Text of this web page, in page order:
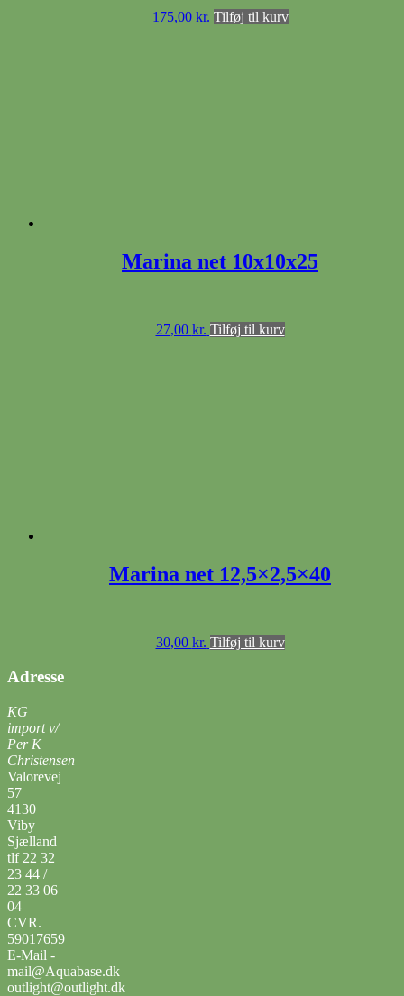
175,00 kr. Tilføj til kurv
Marina net 10x10x25
27,00 kr. Tilføj til kurv
Marina net 12,5×2,5×40
30,00 kr. Tilføj til kurv
Adresse
KG
import v/
Per K
Christensen
Valorevej
57
4130
Viby
Sjælland
tlf 22 32
23 44 /
22 33 06
04
CVR.
59017659
E-Mail -
mail@Aquabase.dk
outlight@outlight.dk